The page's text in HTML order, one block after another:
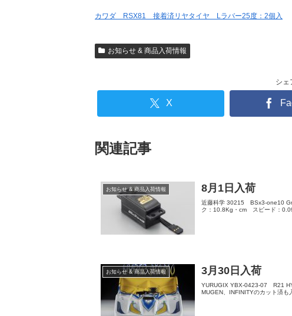
カワダ RSX81 接着済リヤタイヤ Lラバー25度：2個入
お知らせ & 商品入荷情報
シェ
X
関連記事
お知らせ & 商品入荷情報 8月1日入荷
近藤科学 30215 BSx3-one10
ク：10.8Kg・cm スピード：
お知らせ & 商品入荷情報 3月30日入荷
YURUGIX YBX-0423-07 R21
MUGEN、INFINITYのカット済